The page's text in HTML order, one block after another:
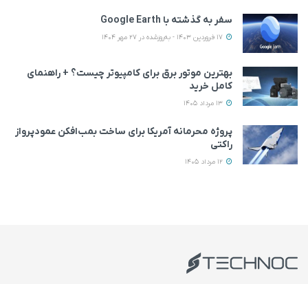
سفر به گذشته با Google Earth
بهترین موتور برق برای کامپیوتر چیست؟ + راهنمای
کامل خرید
پروژه محرمانه آمریکا برای ساخت بمب‌افکن عمودپرواز
راکتی